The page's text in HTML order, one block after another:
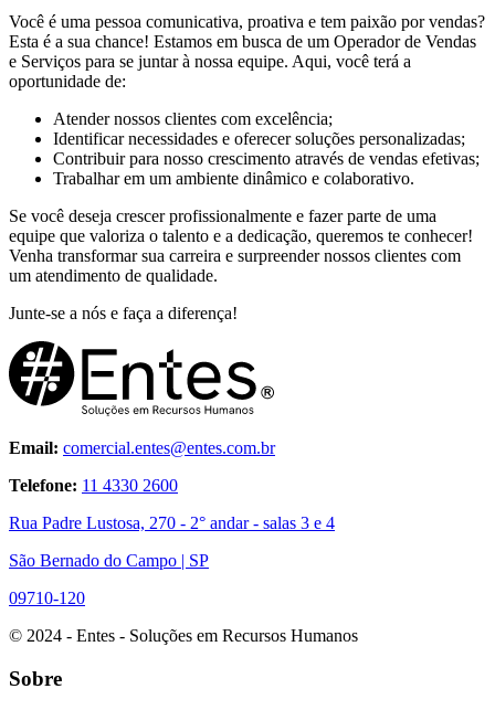
Você é uma pessoa comunicativa, proativa e tem paixão por vendas?
Esta é a sua chance! Estamos em busca de um Operador de Vendas
e Serviços para se juntar à nossa equipe. Aqui, você terá a
oportunidade de:
Atender nossos clientes com excelência;
Identificar necessidades e oferecer soluções personalizadas;
Contribuir para nosso crescimento através de vendas efetivas;
Trabalhar em um ambiente dinâmico e colaborativo.
Se você deseja crescer profissionalmente e fazer parte de uma
equipe que valoriza o talento e a dedicação, queremos te conhecer!
Venha transformar sua carreira e surpreender nossos clientes com
um atendimento de qualidade.
Junte-se a nós e faça a diferença!
Email: comercial.entes@entes.com.br
Telefone: 11 4330 2600
Rua Padre Lustosa, 270 - 2° andar - salas 3 e 4
São Bernado do Campo | SP
09710-120
© 2024 - Entes - Soluções em Recursos Humanos
Sobre